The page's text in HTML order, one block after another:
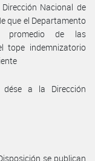
Nacional de
que el Departamento
promedio de las
tope indemnizatorio
dése a la Dirección
se publican